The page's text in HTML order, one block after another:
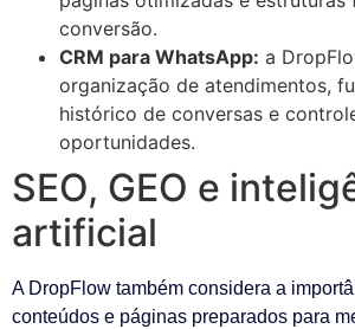
conversão.
CRM para WhatsApp: a
organização de atendimentos,
histórico de conversas e
oportunidades.
SEO, GEO e
artificial
A DropFlow também considera a
conteúdos e páginas preparados para